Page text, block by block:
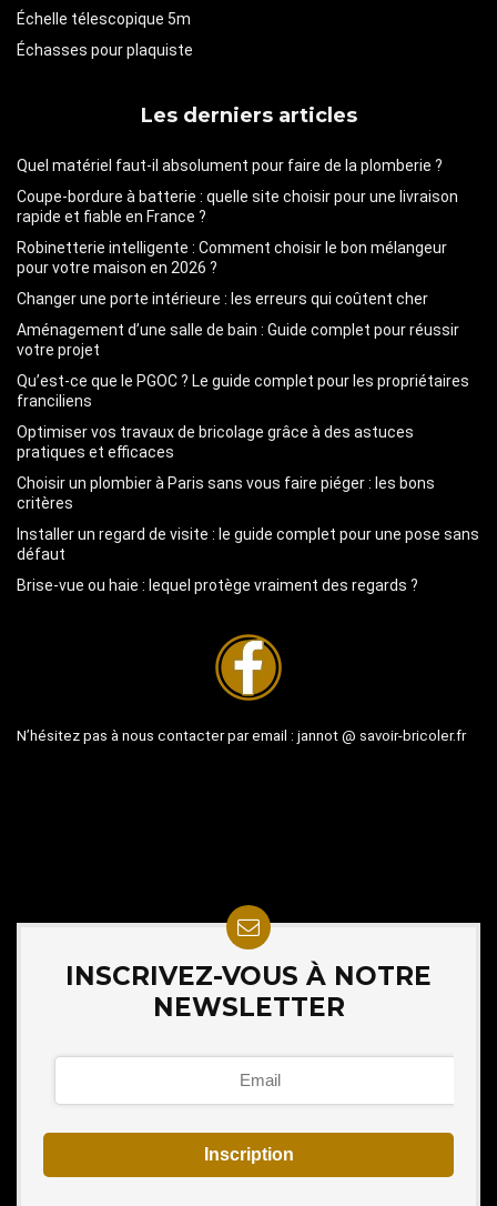
Échelle télescopique 5m
Échasses pour plaquiste
Les derniers articles
Quel matériel faut-il absolument pour faire de la plomberie ?
Coupe-bordure à batterie : quelle site choisir pour une livraison
rapide et fiable en France ?
Robinetterie intelligente : Comment choisir le bon mélangeur
pour votre maison en 2026 ?
Changer une porte intérieure : les erreurs qui coûtent cher
Aménagement d’une salle de bain : Guide complet pour réussir
votre projet
Qu’est-ce que le PGOC ? Le guide complet pour les propriétaires
franciliens
Optimiser vos travaux de bricolage grâce à des astuces
pratiques et efficaces
Choisir un plombier à Paris sans vous faire piéger : les bons
critères
Installer un regard de visite : le guide complet pour une pose sans
défaut
Brise-vue ou haie : lequel protège vraiment des regards ?
N’hésitez pas à nous contacter par email : jannot @ savoir-bricoler.fr
INSCRIVEZ-VOUS À NOTRE
NEWSLETTER